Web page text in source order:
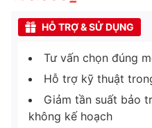
HỖ TRỢ & SỬ DỤNG
Tư vấn chọn đúng
Hỗ trợ kỹ thuật
Giảm tần suất bảo
không kế hoạch